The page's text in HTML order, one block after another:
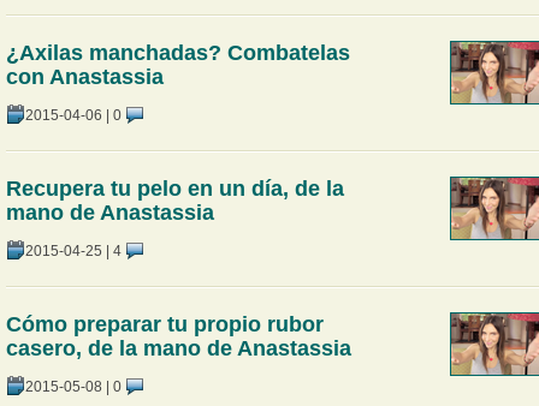
¿Axilas manchadas? Combatelas
con Anastassia
2015-04-06 | 0
Recupera tu pelo en un día, de la
mano de Anastassia
2015-04-25 | 4
Cómo preparar tu propio rubor
casero, de la mano de Anastassia
2015-05-08 | 0